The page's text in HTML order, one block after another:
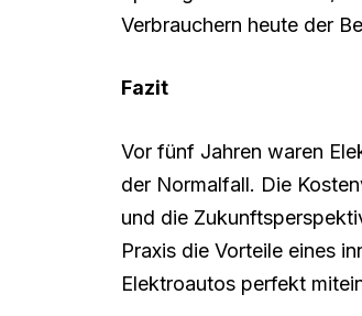
Verbrauchern heute der
Fazit
Vor fünf Jahren waren
der Normalfall. Die
und die
Praxis die Vorteile eines
Elektroautos perfekt